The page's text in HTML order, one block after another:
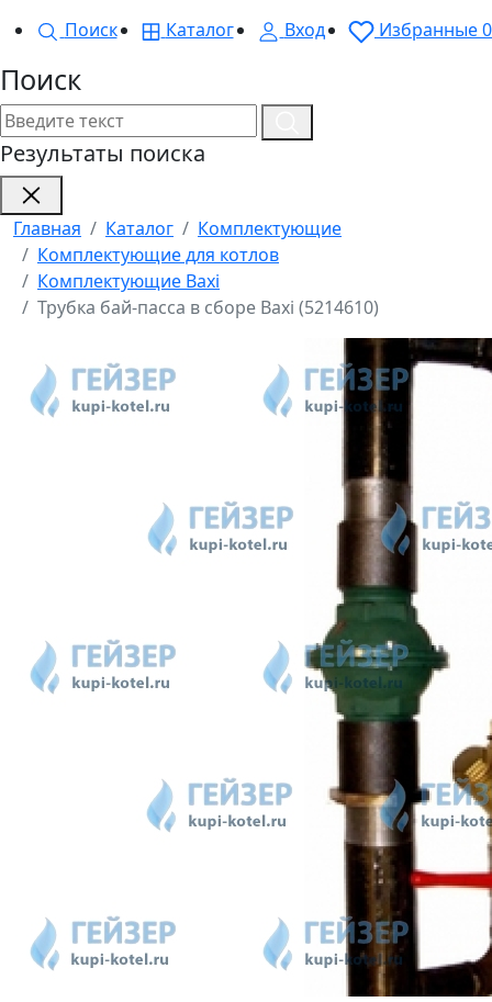
Поиск
Каталог Вход Избранные0
Поиск
Результаты поиска
Главная Каталог
Комплектующие
Комплектующие для котлов
Комплектующие Baxi
Трубка бай-пасса в сборе Baxi (5214610)